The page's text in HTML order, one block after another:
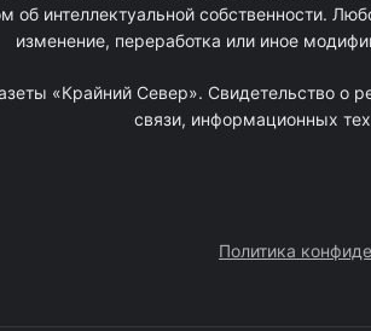
об интеллектуальной собственности.
изменение, переработка или иное
«Крайний Север». Свидетельство
связи, информационных
Политика